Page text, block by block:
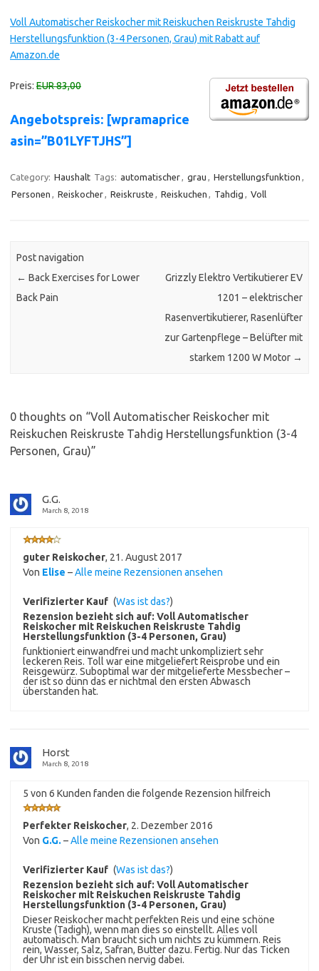
Voll Automatischer Reiskocher mit Reiskuchen Reiskruste Tahdig
Herstellungsfunktion (3-4 Personen, Grau) mit Rabatt auf
Amazon.de
Preis: EUR 83,00
Angebotspreis: [wpramaprice
asin=”B01LYFTJHS”]
Category: Haushalt Tags: automatischer grau Herstellungsfunktion
Personen
Reiskocher Reiskruste Reiskuchen Tahdig Voll
Post navigation
← Back Exercises for Lower
Back Pain
Grizzly Elektro Vertikutierer EV
1201 – elektrischer
Rasenvertikutierer, Rasenlüfter
zur Gartenpflege – Belüfter mit
starkem 1200 W Motor →
0 thoughts on “Voll Automatischer Reiskocher mit
Reiskuchen Reiskruste Tahdig Herstellungsfunktion (3-4
Personen, Grau)”
G.G.
March 8, 2018
guter Reiskocher, 21. August 2017
Von Elise –Alle meine Rezensionen ansehen
Verifizierter Kauf (Was ist das?)
Rezension bezieht sich auf: Voll Automatischer
Reiskocher mit Reiskuchen Reiskruste Tahdig
Herstellungsfunktion (3-4 Personen, Grau)
funktioniert einwandfrei und macht unkompliziert sehr
leckeren Reis. Toll war eine mitgeliefert Reisprobe und ein
Reisgewürz. Suboptimal war der mitgelieferte Messbecher –
der ist so dünn das er nichtmal den ersten Abwasch
überstanden hat.
Horst
March 8, 2018
5 von 6 Kunden fanden die folgende Rezension hilfreich
Perfekter Reiskocher, 2. Dezember 2016
Von G.G. –Alle meine Rezensionen ansehen
Verifizierter Kauf (Was ist das?)
Rezension bezieht sich auf: Voll Automatischer
Reiskocher mit Reiskuchen Reiskruste Tahdig
Herstellungsfunktion (3-4 Personen, Grau)
Dieser Reiskocher macht perfekten Reis und eine schöne
Kruste (Tadigh), wenn man dies so einstellt. Alles voll
automatisch. Man braucht sich um nichts zu kümmern. Reis
rein, Wasser, Salz, Safran, Butter dazu. Fertig. Nur das Ticken
der Uhr ist ein bisschen nervig dabei.